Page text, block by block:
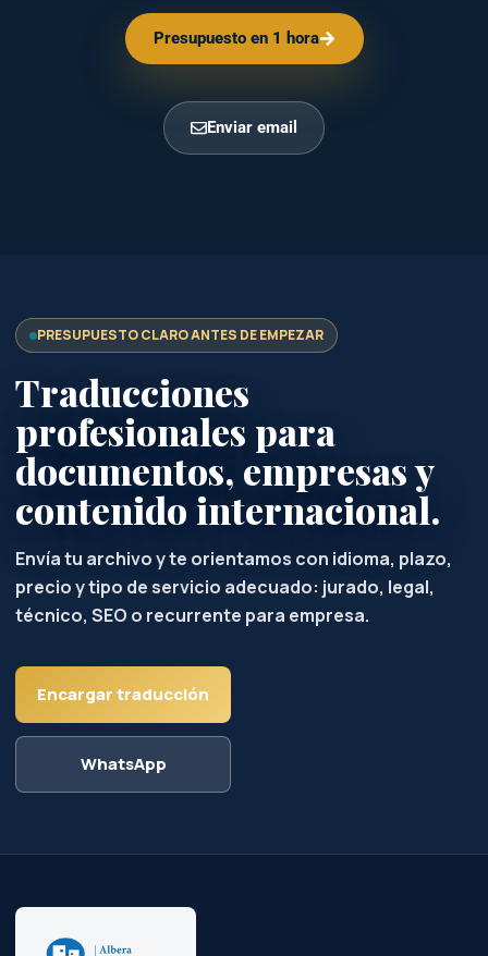
Presupuesto en 1 hora
Enviar email
PRESUPUESTO CLARO ANTES DE EMPEZAR
Traducciones
profesionales para
documentos, empresas y
contenido internacional.
Envía tu archivo y te orientamos con idioma, plazo,
precio y tipo de servicio adecuado: jurado, legal,
técnico, SEO o recurrente para empresa.
Encargar traducción
WhatsApp